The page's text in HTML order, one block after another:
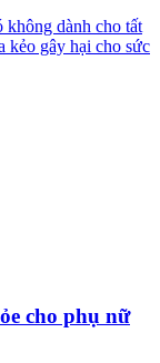
dành cho tất
kẻo gây hại cho sức
cho phụ nữ